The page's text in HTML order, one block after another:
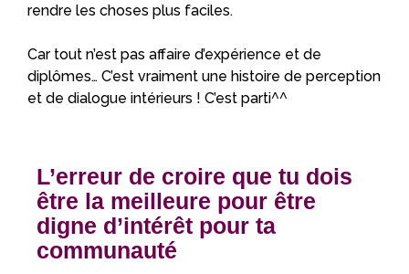
rendre les choses plus faciles.
Car tout n’est pas affaire d’expérience et de
diplômes… C’est vraiment une histoire de perception
et de dialogue intérieurs ! C’est parti^^
L’erreur de croire que tu dois
être la meilleure pour être
digne d’intérêt pour ta
communauté